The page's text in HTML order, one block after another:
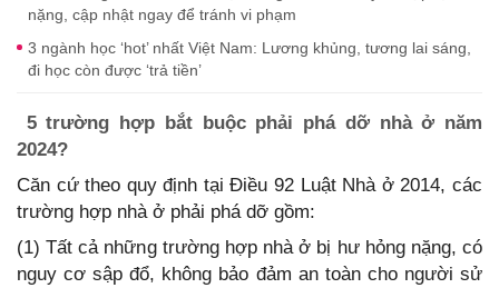
nặng, cập nhật ngay để tránh vi phạm
3 ngành học ‘hot’ nhất Việt Nam: Lương khủng, tương lai sáng,
đi học còn được ‘trả tiền’
5 trường hợp bắt buộc phải phá dỡ nhà ở năm
2024?
Căn cứ theo quy định tại Điều 92 Luật Nhà ở 2014, các
trường hợp nhà ở phải phá dỡ gồm:
(1) Tất cả những trường hợp nhà ở bị hư hỏng nặng, có
nguy cơ sập đổ, không bảo đảm an toàn cho người sử